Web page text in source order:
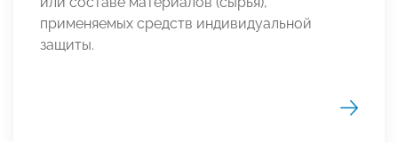
применяемых средств индивидуальной
защиты.